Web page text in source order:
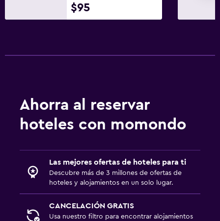
Check-in/check-out privado
Botella de agua
Tetera eléctrica
Cocineta
Tetera/cafetera
Tetera
$95
Ahorra al reservar
hoteles con momondo
Las mejores ofertas de hoteles para ti
Descubre más de 3 millones de ofertas de
hoteles y alojamientos en un solo lugar.
CANCELACIÓN GRATIS
Usa nuestro filtro para encontrar alojamientos